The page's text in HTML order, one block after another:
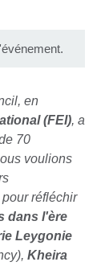
en
(FEI), a
70
voulions
réfléchir
dans l'ère
Leygonie
Kheira